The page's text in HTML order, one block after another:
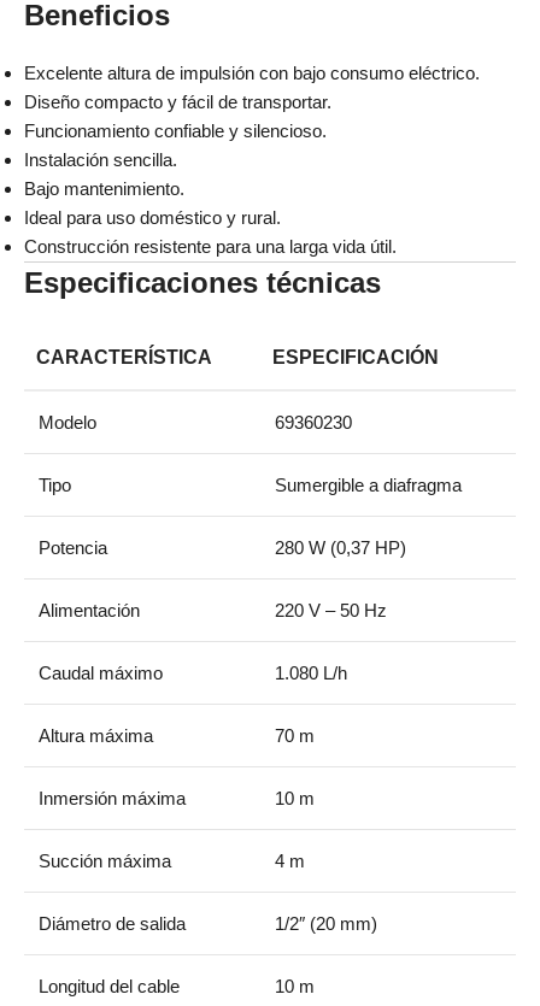
Beneficios
Excelente altura de impulsión con bajo consumo eléctrico.
Diseño compacto y fácil de transportar.
Funcionamiento confiable y silencioso.
Instalación sencilla.
Bajo mantenimiento.
Ideal para uso doméstico y rural.
Construcción resistente para una larga vida útil.
Especificaciones técnicas
CARACTERÍSTICA ESPECIFICACIÓN
Modelo 69360230
Tipo Sumergible a diafragma
Potencia 280 W (0,37 HP)
Alimentación 220 V – 50 Hz
Caudal máximo 1.080 L/h
Altura máxima 70 m
Inmersión máxima 10 m
Succión máxima 4 m
Diámetro de salida 1/2″ (20 mm)
Longitud del cable 10 m